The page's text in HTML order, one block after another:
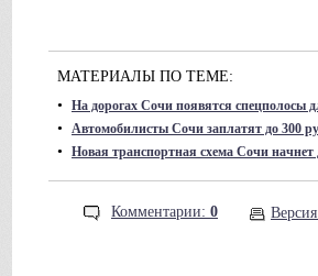
МАТЕРИАЛЫ ПО ТЕМЕ:
• На дорогах Сочи появятся спецполосы
• Автомобилисты Сочи заплатят до 300
• Новая транспортная схема Сочи начнет
Комментарии: 0